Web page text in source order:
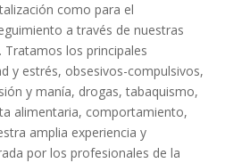
como para el
a través de nuestras
Tratamos los principales
y estrés, obsesivos-compulsivos,
y manía, drogas, tabaquismo,
alimentaria, comportamiento,
amplia experiencia y
por los profesionales de la